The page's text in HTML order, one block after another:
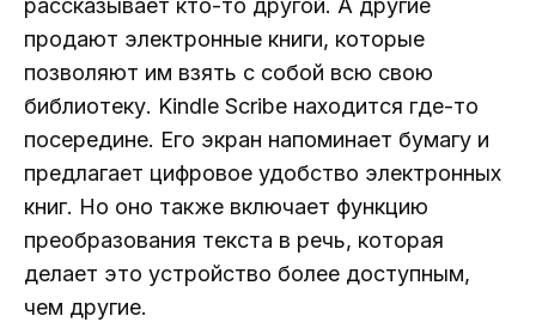
рассказывает кто-то другой. А другие
продают электронные книги, которые
позволяют им взять с собой всю свою
библиотеку. Kindle Scribe находится где-то
посередине. Его экран напоминает бумагу и
предлагает цифровое удобство электронных
книг. Но оно также включает функцию
преобразования текста в речь, которая
делает это устройство более доступным,
чем другие.